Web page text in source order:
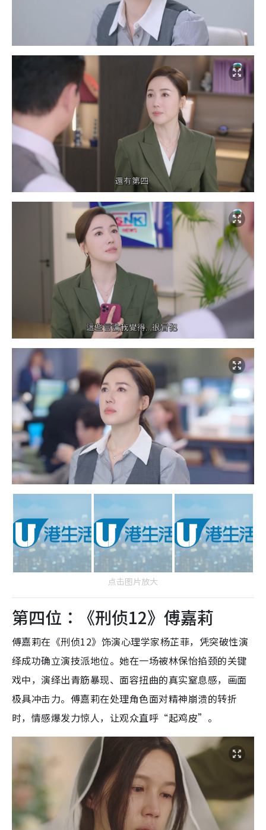
点击图片放大
第四位：《刑侦12》傅嘉莉
傅嘉莉在《刑侦12》饰演心理学家杨芷菲，凭突破性演
绎成功确立演技派地位。她在一场被林保怡掐颈的关键
戏中，演绎出青筋暴现、面容扭曲的真实窒息感，画面
极具冲击力。傅嘉莉在处理角色面对精神崩溃的转折
时，情感爆发力惊人，让观众直呼“起鸡皮”。